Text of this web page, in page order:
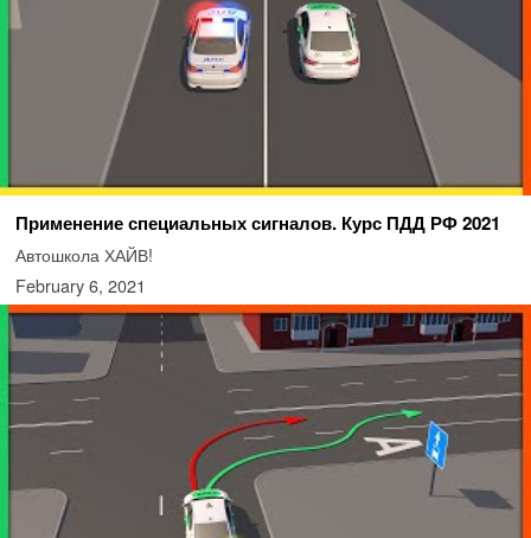
Применение специальных сигналов. Курс ПДД РФ 2021
Автошкола ХАЙВ!
February 6, 2021